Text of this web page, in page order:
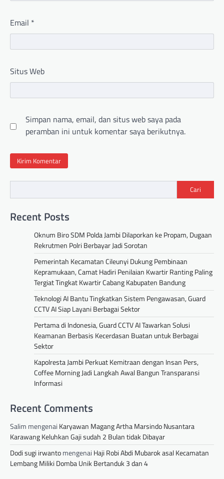
Email *
Situs Web
Simpan nama, email, dan situs web saya pada
peramban ini untuk komentar saya berikutnya.
Cari
Recent Posts
Oknum Biro SDM Polda Jambi Dilaporkan ke Propam, Dugaan
Rekrutmen Polri Berbayar Jadi Sorotan
Pemerintah Kecamatan Cileunyi Dukung Pembinaan
Kepramukaan, Camat Hadiri Penilaian Kwartir Ranting Paling
Tergiat Tingkat Kwartir Cabang Kabupaten Bandung
Teknologi AI Bantu Tingkatkan Sistem Pengawasan, Guard
CCTV AI Siap Layani Berbagai Sektor
Pertama di Indonesia, Guard CCTV AI Tawarkan Solusi
Keamanan Berbasis Kecerdasan Buatan untuk Berbagai
Sektor
Kapolresta Jambi Perkuat Kemitraan dengan Insan Pers,
Coffee Morning Jadi Langkah Awal Bangun Transparansi
Informasi
Recent Comments
Salim mengenai Karyawan Magang Artha Marsindo Nusantara
Karawang Keluhkan Gaji sudah 2 Bulan tidak Dibayar
Dodi sugi irwantomengenai Haji Robi Abdi Mubarok asal Kecamatan
Lembang Miliki Domba Unik Bertanduk 3 dan 4